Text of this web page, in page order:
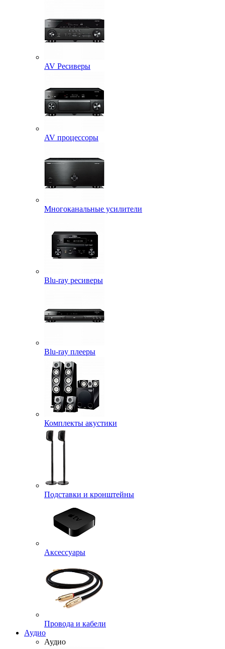
AV Ресиверы
AV процессоры
Многоканальные усилители
Blu-ray ресиверы
Blu-ray плееры
Комплекты акустики
Подставки и кронштейны
Аксессуары
Провода и кабели
Аудио
Аудио